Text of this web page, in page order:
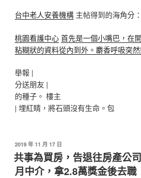
台中老人安養機構 主帖得到的海角分：
桃園看護中心首先是一個小嘴巴，在
粘糊狀的資料從內到外。麝香呼吸突
舉報 |
分送朋友 |
的種子。 樓主
| 埋紅睛，將石頭沒有生命。包
發
佈
於
2019 年 11 月 17 日
共事為買房，告退往房產公
月中介，拿2.8萬獎金後去職